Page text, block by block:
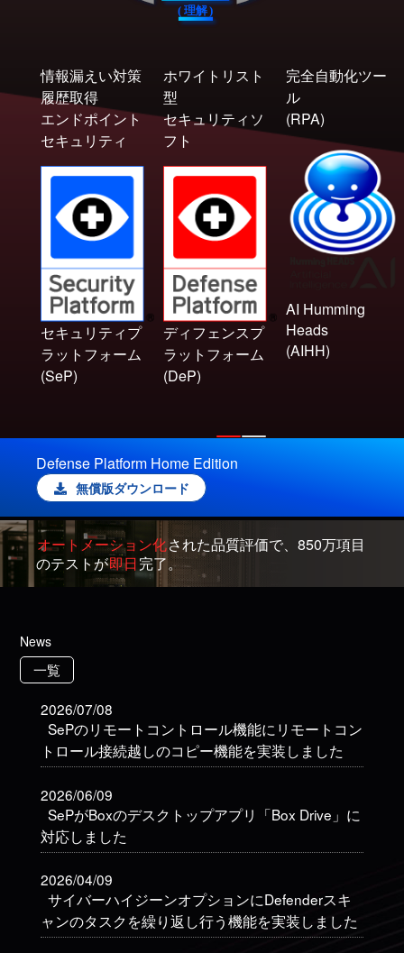
( 理解)
情報漏えい対策
履歴取得
エンドポイント
セキュリティ
セキュリティプ
ラットフォーム
(SeP)
ホワイトリスト
型
セキュリティソ
フト
ディフェンスプ
ラットフォーム
(DeP)
完全自動化ツー
ル
(RPA)
AI Humming
Heads
(AIHH)
Defense Platform Home Edition
無償版ダウンロード
オートメーション化された品質評価で、850万項目
のテストが即日完了。
News
一覧
2026/07/08
SePのリモートコントロール機能にリモートコン
トロール接続越しのコピー機能を実装しました
2026/06/09
SePがBoxのデスクトップアプリ「Box Drive」に
対応しました
2026/04/09
サイバーハイジーンオプションにDefenderスキ
ャンのタスクを繰り返し行う機能を実装しました